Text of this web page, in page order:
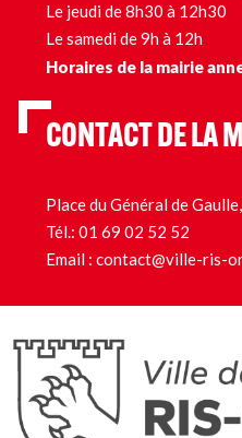
Le jeudi de 8h30 à 12h30
Le samedi de 9h à 12h
Horaires de la mairie
CONTACT DE LA
Place du Général de
Tél.: 01 69 02 52 52
Email : contact@ville-ris-